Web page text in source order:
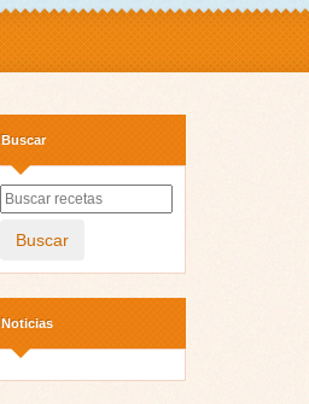
Buscar
Buscar
Noticias